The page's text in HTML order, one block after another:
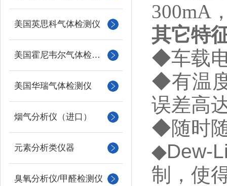
美国英思科气体检测仪
美国霍尼韦尔气体检测仪
美国华瑞气体检测仪
烟气分析仪（进口）
元素分析类仪器
臭氧分析仪/甲醛检测仪
300mA
其它特
◆车载
◆有温
误差高
◆随时
◆Dew-
制，使